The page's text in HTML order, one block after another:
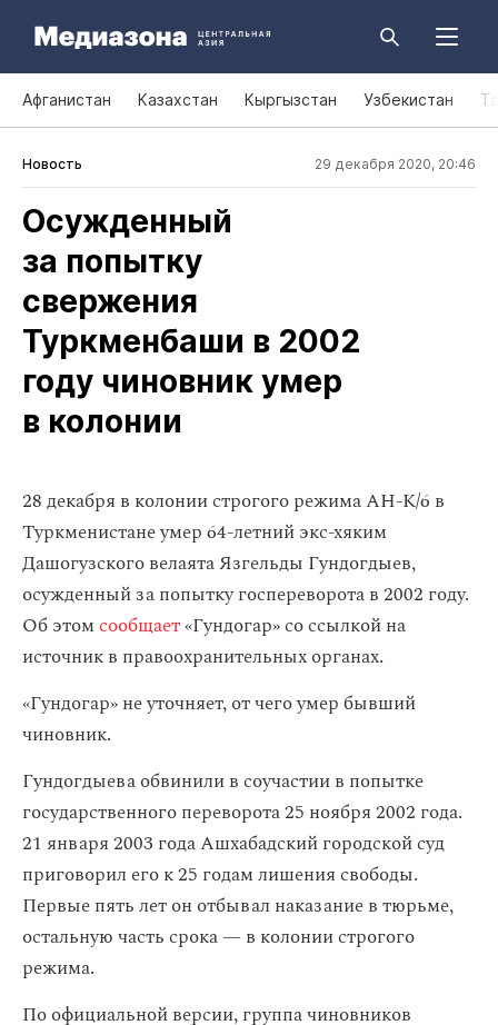
Афганистан Казахстан Кыргызстан Узбекистан
Новость 29 декабря 2020, 20:46
Осужденный
за попытку
свержения
Туркменбаши в 2002
году чиновник умер
в колонии
28 декабря в колонии строгого режима AH-K/6 в
Туркменистане умер 64-летний экс-хяким
Дашогузского велаята Язгельды Гундогдыев,
осужденный за попытку госпереворота в 2002 году.
Об этомсообщает«Гундогар» со ссылкой на
источник в правоохранительных органах.
«Гундогар» не уточняет, от чего умер бывший
чиновник.
Гундогдыева обвинили в соучастии в попытке
государственного переворота 25 ноября 2002 года.
21 января 2003 года Ашхабадский городской суд
приговорил его к 25 годам лишения свободы.
Первые пять лет он отбывал наказание в тюрьме,
остальную часть срока — в колонии строгого
режима.
По официальной версии, группа чиновников